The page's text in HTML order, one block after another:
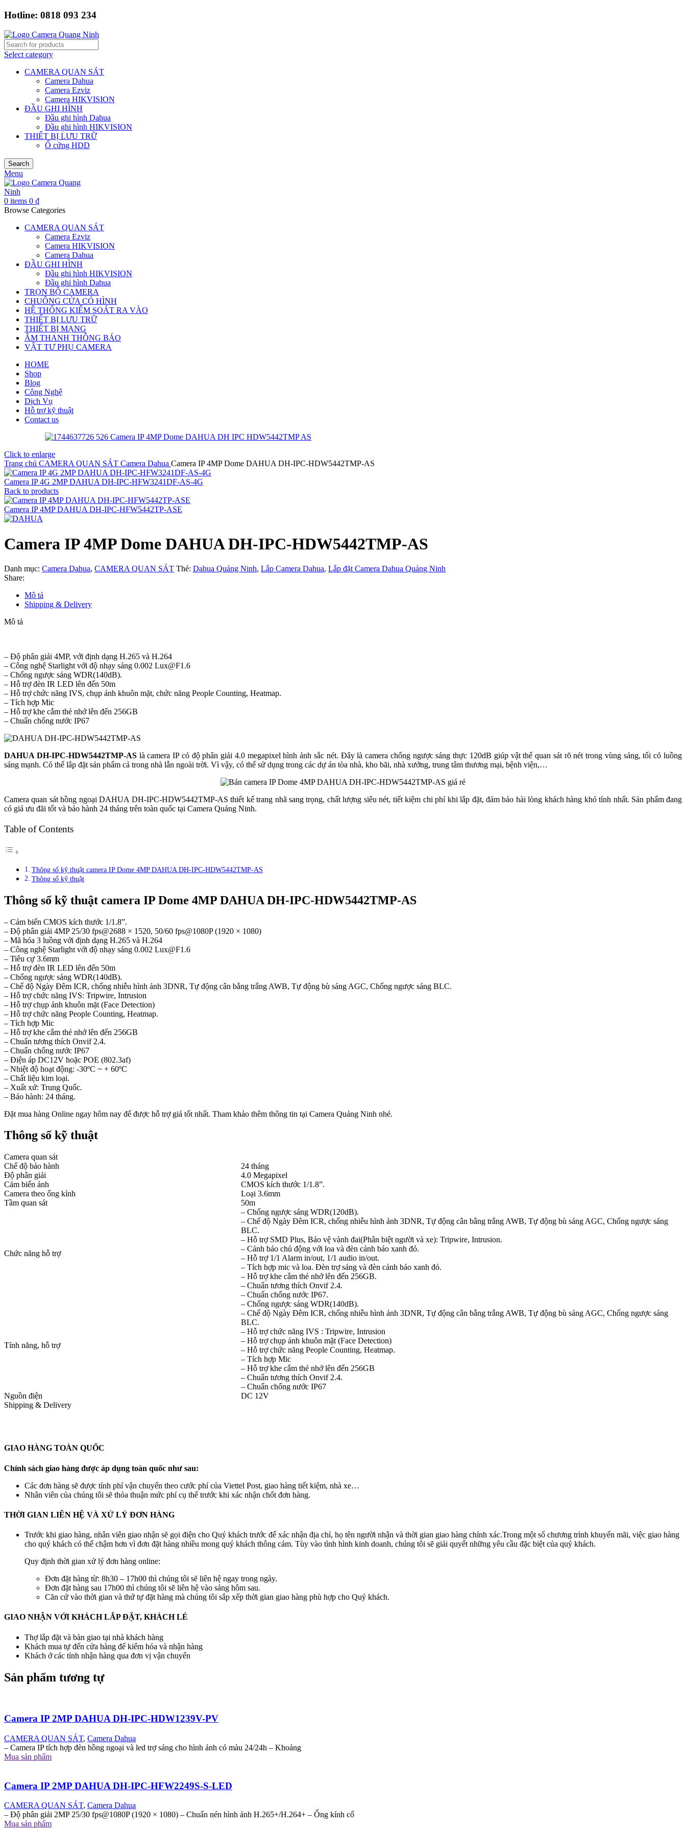
Hotline: 0818 093 234
Select category
CAMERA QUAN SÁT
Camera Dahua
Camera Ezviz
Camera HIKVISION
ĐẦU GHI HÌNH
Đầu ghi hình Dahua
Đầu ghi hình HIKVISION
THIẾT BỊ LƯU TRỮ
Ổ cứng HDD
Search
Menu
0 items 0 ₫
Browse Categories
CAMERA QUAN SÁT
Camera Ezviz
Camera HIKVISION
Camera Dahua
ĐẦU GHI HÌNH
Đầu ghi hình HIKVISION
Đầu ghi hình Dahua
TRỌN BỘ CAMERA
CHUÔNG CỬA CÓ HÌNH
HỆ THỐNG KIỂM SOÁT RA VÀO
THIẾT BỊ LƯU TRỮ
THIẾT BỊ MẠNG
ÂM THANH THÔNG BÁO
VẬT TƯ PHỤ CAMERA
HOME
Shop
Blog
Công Nghệ
Dịch Vụ
Hỗ trợ kỹ thuật
Contact us
Click to enlarge
Trang chủ CAMERA QUAN SÁT Camera Dahua Camera IP 4MP Dome DAHUA DH-IPC-HDW5442TMP-AS
Camera IP 4G 2MP DAHUA DH-IPC-HFW3241DF-AS-4G
Back to products
Camera IP 4MP DAHUA DH-IPC-HFW5442TP-ASE
Camera IP 4MP Dome DAHUA DH-IPC-HDW5442TMP-AS
Danh mục: Camera Dahua, CAMERA QUAN SÁT Thẻ: Dahua Quảng Ninh, Lắp Camera Dahua, Lắp đặt Camera Dahua Quảng Ninh
Share:
Mô tả
Shipping & Delivery
Mô tả
– Độ phân giải 4MP, với định dạng H.265 và H.264
– Công nghệ Starlight với độ nhạy sáng 0.002 Lux@F1.6
– Chống ngược sáng WDR(140dB).
– Hỗ trợ đèn IR LED lên đến 50m
– Hỗ trợ chức năng IVS, chụp ảnh khuôn mặt, chức năng People Counting, Heatmap.
– Tích hợp Mic
– Hỗ trợ khe cắm thẻ nhớ lên đến 256GB
– Chuẩn chống nước IP67
DAHUA DH-IPC-HDW5442TMP-ASlà camera IP có độ phân giải 4.0 megapixel hình ảnh sắc nét. Đây là camera chống ngược sáng thực 120dB giúp vật thể quan sát rõ nét trong vùng sáng, tối có luồng
sáng mạnh. Có thể lắp đặt sản phẩm cả trong nhà lẫn ngoài trời. Vì vậy, có thể sử dụng trong các dự án tòa nhà, kho bãi, nhà xưởng, trung tâm thương mại, bệnh viện,…
Camera quan sát hồng ngoại DAHUA DH-IPC-HDW5442TMP-AS thiết kế trang nhã sang trọng, chất lượng siêu nét, tiết kiệm chi phí khi lắp đặt, đảm bảo hài lòng khách hàng khó tính nhất. Sản phẩm đang
có giá ưu đãi tốt và bảo hành 24 tháng trên toàn quốc tại Camera Quảng Ninh.
Table of Contents
Thông số kỹ thuật camera IP Dome 4MP DAHUA DH-IPC-HDW5442TMP-AS
Thông số kỹ thuật
Thông số kỹ thuật camera IP Dome 4MP DAHUA DH-IPC-HDW5442TMP-AS
– Cảm biến CMOS kích thước 1/1.8”.
– Độ phân giải 4MP 25/30 fps@2688 × 1520, 50/60 fps@1080P (1920 × 1080)
– Mã hóa 3 luồng với định dạng H.265 và H.264
– Công nghệ Starlight với độ nhạy sáng 0.002 Lux@F1.6
– Tiêu cự 3.6mm
– Hỗ trợ đèn IR LED lên đến 50m
– Chống ngược sáng WDR(140dB).
– Chế độ Ngày Đêm ICR, chống nhiễu hình ảnh 3DNR, Tự động cân bằng trắng AWB, Tự động bù sáng AGC, Chống ngược sáng BLC.
– Hỗ trợ chức năng IVS: Tripwire, Intrusion
– Hỗ trợ chụp ảnh khuôn mặt (Face Detection)
– Hỗ trợ chức năng People Counting, Heatmap.
– Tích hợp Mic
– Hỗ trợ khe cắm thẻ nhớ lên đến 256GB
– Chuẩn tương thích Onvif 2.4.
– Chuẩn chống nước IP67
– Điện áp DC12V hoặc POE (802.3af)
– Nhiệt độ hoạt động: -30ºC ~ + 60ºC
– Chất liệu kim loại.
– Xuất xứ: Trung Quốc.
– Bảo hành: 24 tháng.
Đặt mua hàng Online ngay hôm nay để được hỗ trợ giá tốt nhất. Tham khảo thêm thông tin tại Camera Quảng Ninh nhé.
Thông số kỹ thuật
Camera quan sát
Chế độ bảo hành
24 tháng
Độ phân giải
4.0 Megapixel
Cảm biến ảnh
CMOS kích thước 1/1.8”.
Camera theo ống kính
Loại 3.6mm
Tầm quan sát
50m
Chức năng hỗ trợ
– Chống ngược sáng WDR(120dB).
– Chế độ Ngày Đêm ICR, chống nhiễu hình ảnh 3DNR, Tự động cân bằng trắng AWB, Tự động bù sáng AGC, Chống ngược sáng
BLC.
– Hỗ trợ SMD Plus, Bảo vệ vành đai(Phân biệt người và xe): Tripwire, Intrusion.
– Cảnh báo chủ động với loa và đèn cảnh báo xanh đỏ.
– Hỗ trợ 1/1 Alarm in/out, 1/1 audio in/out.
– Tích hợp mic và loa. Đèn trợ sáng và đèn cảnh báo xanh đỏ.
– Hỗ trợ khe cắm thẻ nhớ lên đến 256GB.
– Chuẩn tương thích Onvif 2.4.
– Chuẩn chống nước IP67.
Tính năng, hỗ trợ
– Chống ngược sáng WDR(140dB).
– Chế độ Ngày Đêm ICR, chống nhiễu hình ảnh 3DNR, Tự động cân bằng trắng AWB, Tự động bù sáng AGC, Chống ngược sáng
BLC.
– Hỗ trợ chức năng IVS : Tripwire, Intrusion
– Hỗ trợ chụp ảnh khuôn mặt (Face Detection)
– Hỗ trợ chức năng People Counting, Heatmap.
– Tích hợp Mic
– Hỗ trợ khe cắm thẻ nhớ lên đến 256GB
– Chuẩn tương thích Onvif 2.4.
– Chuẩn chống nước IP67
Nguồn điện
DC 12V
Shipping & Delivery
GIAO HÀNG TOÀN QUỐC
Chính sách giao hàng được áp dụng toàn quốc như sau:
Các đơn hàng sẽ được tính phí vận chuyển theo cước phí của Viettel Post, giao hàng tiết kiệm, nhà xe…
Nhân viên của chúng tôi sẽ thỏa thuận mức phí cụ thể trước khi xác nhận chốt đơn hàng.
THỜI GIAN LIÊN HỆ VÀ XỬ LÝ ĐƠN HÀNG
Trước khi giao hàng, nhân viên giao nhận sẽ gọi điện cho Quý khách trước để xác nhận địa chỉ, họ tên người nhận và thời gian giao hàng chính xác.Trong một số chương trình khuyến mãi, việc giao hàng
cho quý khách có thể chậm hơn vì đơn đặt hàng nhiều mong quý khách thông cảm. Tùy vào tình hình kinh doanh, chúng tôi sẽ giải quyết những yêu cầu đặc biệt của quý khách.
Quy định thời gian xử lý đơn hàng online:
Đơn đặt hàng từ: 8h30 – 17h00 thì chúng tôi sẽ liên hệ ngay trong ngày.
Đơn đặt hàng sau 17h00 thì chúng tôi sẽ liên hệ vào sáng hôm sau.
Căn cứ vào thời gian và thứ tự đặt hàng mà chúng tôi sắp xếp thời gian giao hàng phù hợp cho Quý khách.
GIAO NHẬN VỚI KHÁCH LẮP ĐẶT, KHÁCH LẺ
Thợ lắp đặt và bàn giao tại nhà khách hàng
Khách mua tự đến cửa hàng để kiểm hóa và nhận hàng
Khách ở các tỉnh nhận hàng qua đơn vị vận chuyển
Sản phẩm tương tự
Camera IP 2MP DAHUA DH-IPC-HDW1239V-PV
CAMERA QUAN SÁT, Camera Dahua
– Camera IP tích hợp đèn hồng ngoại và led trợ sáng cho hình ảnh có màu 24/24h – Khoảng
Mua sản phẩm
Camera IP 2MP DAHUA DH-IPC-HFW2249S-S-LED
CAMERA QUAN SÁT, Camera Dahua
– Độ phân giải 2MP 25/30 fps@1080P (1920 × 1080) – Chuẩn nén hình ảnh H.265+/H.264+ – Ống kính cố
Mua sản phẩm